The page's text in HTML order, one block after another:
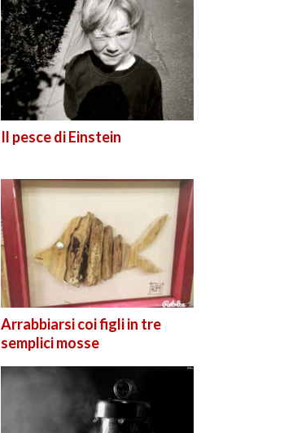
Il pesce di Einstein
Arrabbiarsi coi figli in tre
semplici mosse